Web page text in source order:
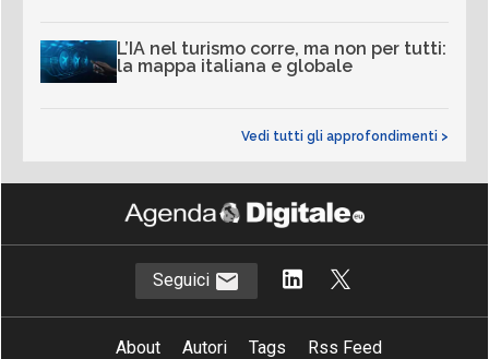
L’IA nel turismo corre, ma non per tutti:
la mappa italiana e globale
Vedi tutti gli approfondimenti >
Seguici
About Autori Tags
Rss Feed